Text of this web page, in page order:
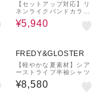
【セットアップ対応】リ
ネンライクバンドカラー
シャツ
¥5,940
FREDY&GLOSTER
【軽やかな夏素材】シア
ーストライプ半袖シャツ
¥8,580